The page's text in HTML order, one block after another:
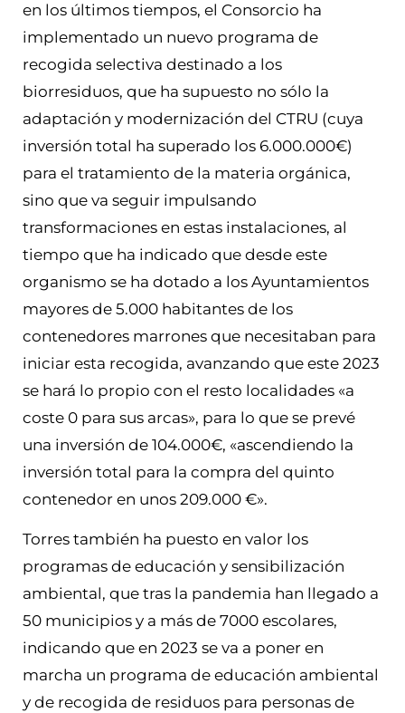
en los últimos tiempos, el Consorcio ha
implementado un nuevo programa de
recogida selectiva destinado a los
biorresiduos, que ha supuesto no sólo la
adaptación y modernización del CTRU (cuya
inversión total ha superado los 6.000.000€)
para el tratamiento de la materia orgánica,
sino que va seguir impulsando
transformaciones en estas instalaciones, al
tiempo que ha indicado que desde este
organismo se ha dotado a los Ayuntamientos
mayores de 5.000 habitantes de los
contenedores marrones que necesitaban para
iniciar esta recogida, avanzando que este 2023
se hará lo propio con el resto localidades «a
coste 0 para sus arcas», para lo que se prevé
una inversión de 104.000€, «ascendiendo la
inversión total para la compra del quinto
contenedor en unos 209.000 €».
Torres también ha puesto en valor los
programas de educación y sensibilización
ambiental, que tras la pandemia han llegado a
50 municipios y a más de 7000 escolares,
indicando que en 2023 se va a poner en
marcha un programa de educación ambiental
y de recogida de residuos para personas de